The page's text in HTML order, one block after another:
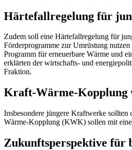
Härtefallregelung für
Zudem soll eine Härtefallregelung für
Förderprogramme zur Umrüstung
Programm für erneuerbare Wärme und
erklärten der wirtschafts- und
Fraktion.
Kraft-Wärme-Kopplung
Insbesondere jüngere Kraftwerke
Wärme-Kopplung (KWK) sollen mit
Zukunftsperspektive für